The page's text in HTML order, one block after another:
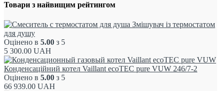
Товари з найвищим рейтингом
Змішувач із термостатом
для душу
Оцінено в 5.00 з 5
5 300.00 UAH
Конденсаційний котел Vaillant ecoTEC pure VUW 246/7-2
Оцінено в 5.00 з 5
66 939.00 UAH